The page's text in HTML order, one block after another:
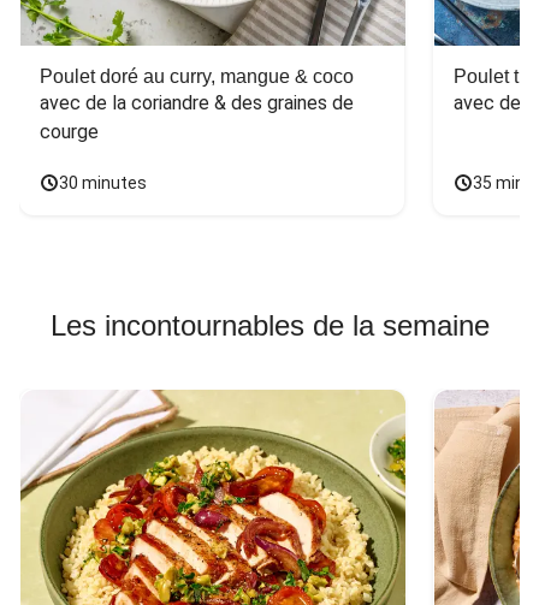
Poulet doré au curry, mangue & coco
avec de la coriandre & des graines de
courge
30 minutes
Poulet
avec des
35
Les incontournables de la semaine